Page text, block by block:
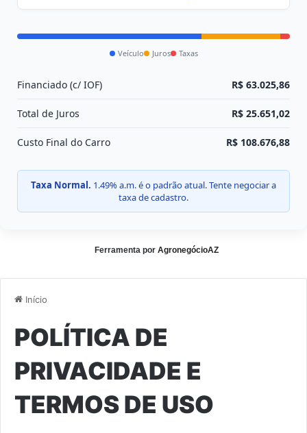
Veículo Juros Taxas
Financiado (c/ IOF) R$ 63.025,86
Total de Juros R$ 25.651,02
Custo Final do Carro R$ 108.676,88
Taxa Normal. 1.49% a.m. é o padrão atual. Tente negociar a
taxa de cadastro.
Ferramenta por AgronegócioAZ
Início
POLÍTICA DE
PRIVACIDADE E
TERMOS DE USO